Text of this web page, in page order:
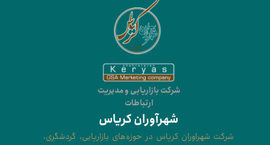
شرکت شهراوران کریاس در حوزه‌های بازاریابی، گردشگری،
شهرآوران کریاس
شرکت بازاریابی و مدیریت
ارتباطات